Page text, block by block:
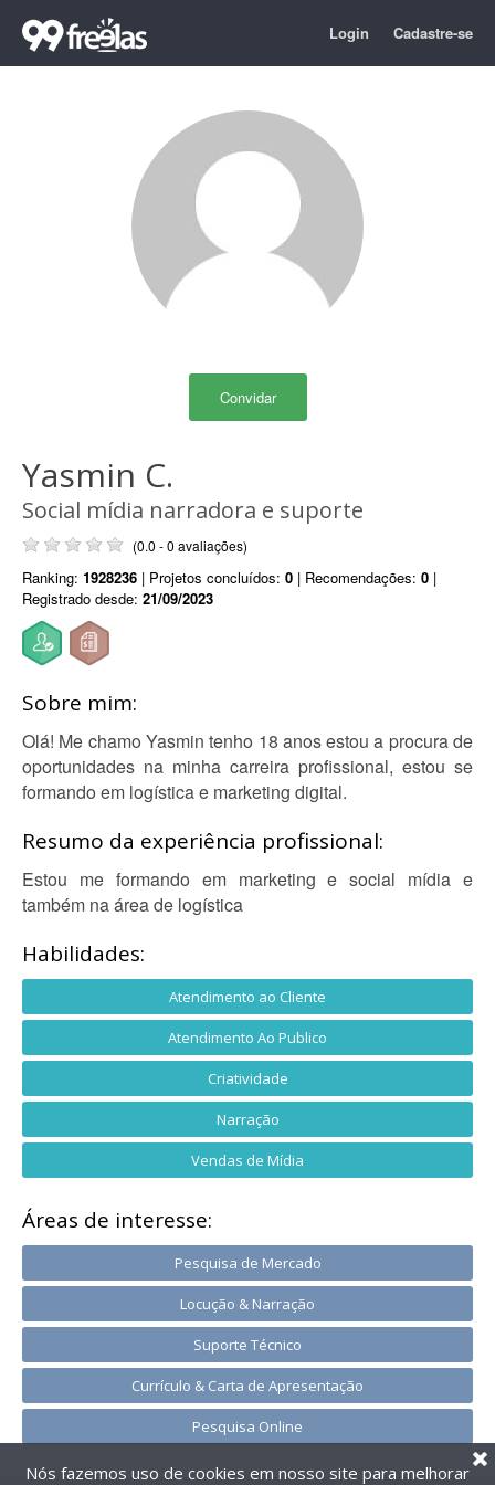
Login Cadastre-se
Convidar
Yasmin C.
Social mídia narradora e suporte
(0.0 - 0 avaliações)
Ranking: 1928236 | Projetos concluídos: 0 | Recomendações: 0 |
Registrado desde: 21/09/2023
Sobre mim:
Olá! Me chamo Yasmin tenho 18 anos estou a procura de
oportunidades na minha carreira profissional, estou se
formando em logística e marketing digital.
Resumo da experiência profissional:
Estou me formando em marketing e social mídia e
também na área de logística
Habilidades:
Atendimento ao Cliente
Atendimento Ao Publico
Criatividade
Narração
Vendas de Mídia
Áreas de interesse:
Pesquisa de Mercado
Locução & Narração
Suporte Técnico
Currículo & Carta de Apresentação
Pesquisa Online
Nós fazemos uso de cookies em nosso site para melhorar